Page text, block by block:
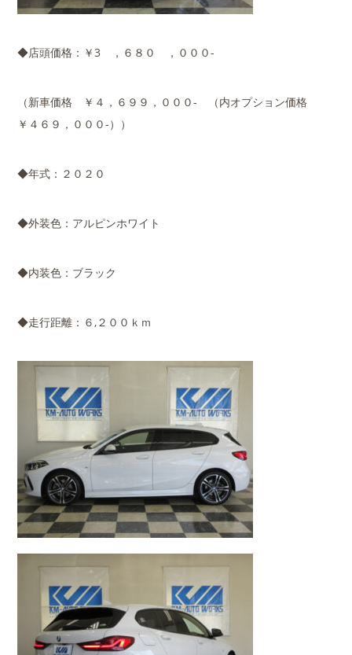
◆店頭価格：￥3 ，６８０ ，０００-
（新車価格 ￥４，６９９，０００- （内オプション価格
￥４６９，０００-））
◆年式：２０２０
◆外装色：アルピンホワイト
◆内装色：ブラック
◆走行距離：６,２００ｋｍ